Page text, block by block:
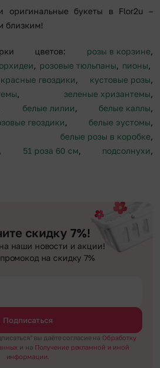
оригинальные букеты в Flor2u –
близким!
цветов: розы в корзине,
, розовые тюльпаны, пионы,
красные гвоздики, кустовые розы,
, зеленые хризантемы,
белые лилии, белые каллы,
гвоздики, белые эустомы,
белые розы в коробке,
, 51 роза 60 см, подсолнухи,
скидку 7%!
наши новости и акции!
на скидку 7%
Подписаться
вы даёте согласие на Обработку
и на Получение рекламной и иной
информации.